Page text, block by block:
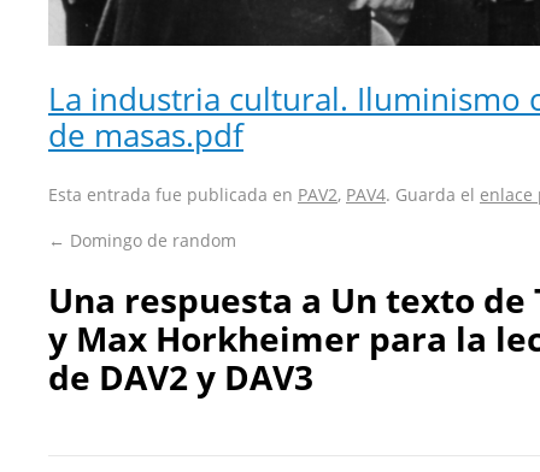
La industria cultural. Iluminismo
de masas.pdf
Esta entrada fue publicada en PAV2, PAV4. Guarda el enlace
← Domingo de random
Una respuesta a Un texto de
y Max Horkheimer para la
de DAV2 y DAV3